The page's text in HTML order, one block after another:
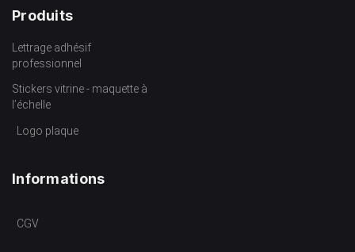
Produits
Lettrage adhésif
professionnel
Stickers vitrine - maquette à
l’échelle
Logo plaque
Informations
CGV